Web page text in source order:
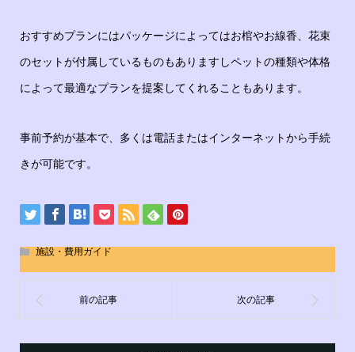
おすすめプランにはパッケージによってはお棺やお線香、花束
のセットが付属しているものもありますしペットの種類や体格
によって最適なプランを提案してくれることもあります。
事前予約が基本で、多くは電話またはインターネットから手続
きが可能です。
施設・費用ガイド